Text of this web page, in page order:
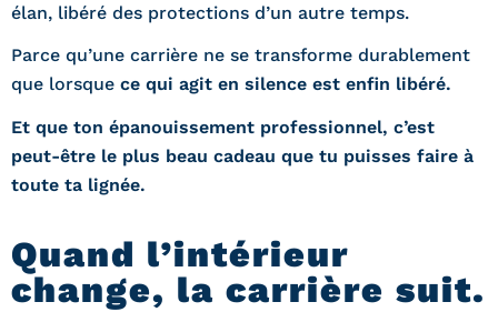
élan, libéré des protections d’un autre temps.
Parce qu’une carrière ne se transforme durablement
que lorsque ce qui agit en silence est enfin libéré.
Et que ton épanouissement professionnel, c’est
peut-être le plus beau cadeau que tu puisses faire à
toute ta lignée.
Quand l’intérieur
change, la carrière suit.